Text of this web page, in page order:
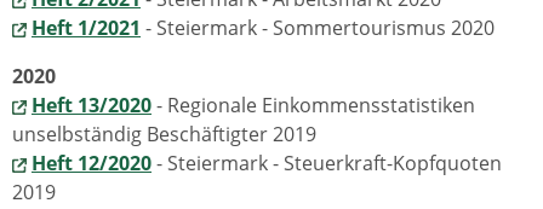
Heft 1/2021 - Steiermark - Sommertourismus 2020
2020
Heft 13/2020- Regionale Einkommensstatistiken
unselbständig Beschäftigter 2019
Heft 12/2020- Steiermark - Steuerkraft-Kopfquoten
2019